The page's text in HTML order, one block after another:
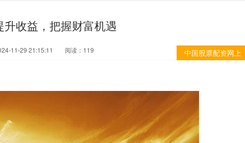
收益，把握财富机遇
中国股票配资网上
11-29 21:15:11 阅读：119